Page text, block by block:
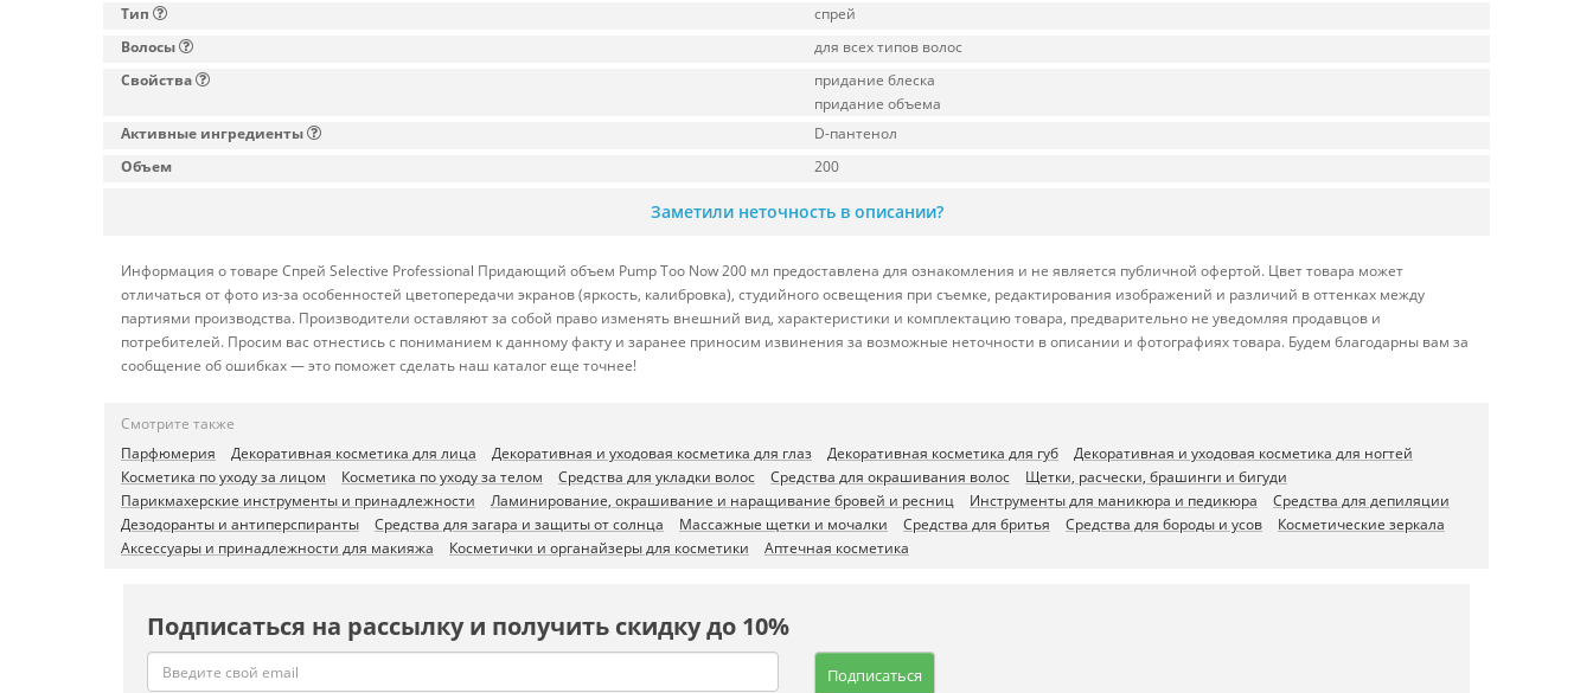
Тип
спрей
Волосы
для всех типов волос
Свойства
придание блеска
придание объема
Активные ингредиенты
D-пантенол
Объем
200
Заметили неточность в описании?
Информация о товаре Спрей Selective Professional Придающий объем Pump Too Now 200 мл предоставлена для ознакомления и не является публичной офертой. Цвет товара может
отличаться от фото из-за особенностей цветопередачи экранов (яркость, калибровка), студийного освещения при съемке, редактирования изображений и различий в оттенках между
партиями производства. Производители оставляют за собой право изменять внешний вид, характеристики и комплектацию товара, предварительно не уведомляя продавцов и
потребителей. Просим вас отнестись с пониманием к данному факту и заранее приносим извинения за возможные неточности в описании и фотографиях товара. Будем благодарны вам за
сообщение об ошибках — это поможет сделать наш каталог еще точнее!
Смотрите также
Парфюмерия
Декоративная косметика для лица Декоративная и уходовая косметика для глаз Декоративная косметика для губ
Декоративная и уходовая косметика для ногтей
Косметика по уходу за лицом
Косметика по уходу за телом Средства для укладки волос Средства для окрашивания волос
Щетки, расчески, брашинги и бигуди
Парикмахерские инструменты и принадлежности
Ламинирование, окрашивание и наращивание бровей и ресниц Инструменты для маникюра и педикюра
Средства для депиляции
Дезодоранты и антиперспиранты
Средства для загара и защиты от солнца Массажные щетки и мочалки Средства для бритья Средства для бороды и усов
Косметические зеркала
Аксессуары и принадлежности для макияжа
Косметички и органайзеры для косметики Аптечная косметика
Подписаться на рассылку и получить скидку до 10%
Подписаться